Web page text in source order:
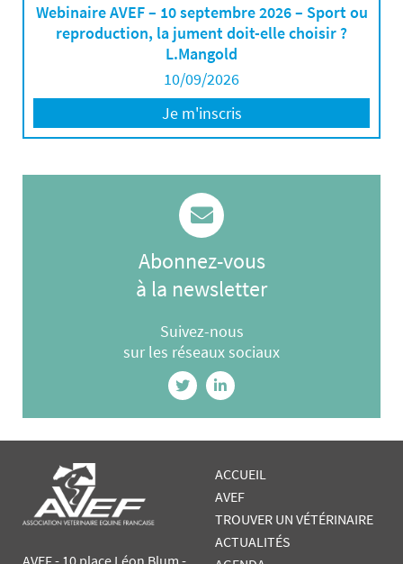
Webinaire AVEF – 10 septembre 2026 – Sport ou
reproduction, la jument doit-elle choisir ?
L.Mangold
10/09/2026
Je m'inscris
Abonnez-vous
à la newsletter
Suivez-nous
sur les réseaux sociaux
AVEF - 10 place Léon Blum -
ACCUEIL
AVEF
TROUVER UN VÉTÉRINAIRE
ACTUALITÉS